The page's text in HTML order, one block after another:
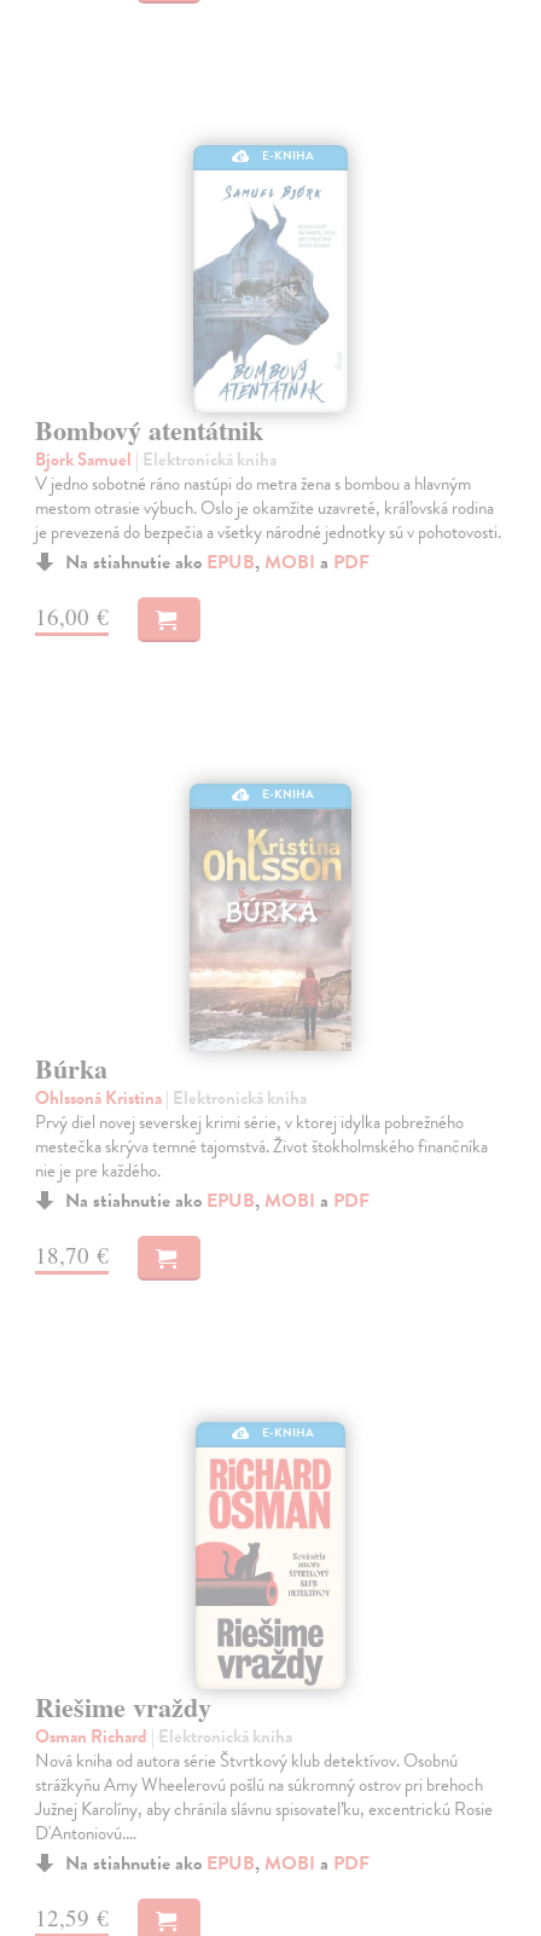
E-KNIHA
Bombový atentátnik
Bjork Samuel | Elektronická kniha
V jedno sobotné ráno nastúpi do metra žena s bombou a hlavným
mestom otrasie výbuch. Oslo je okamžite uzavreté, kráľovská rodina
je prevezená do bezpečia a všetky národné jednotky sú v pohotovosti.
Na stiahnutie ako EPUB, MOBI a PDF
16,00 €
E-KNIHA
Búrka
Ohlssoná Kristina| Elektronická kniha
Prvý diel novej severskej krimi série, v ktorej idylka pobrežného
mestečka skrýva temné tajomstvá. Život štokholmského finančníka
nie je pre každého.
Na stiahnutie ako EPUB, MOBI a PDF
18,70 €
E-KNIHA
Riešime vraždy
Osman Richard | Elektronická kniha
Nová kniha od autora série Štvrtkový klub detektívov. Osobnú
strážkyňu Amy Wheelerovú pošlú na súkromný ostrov pri brehoch
Južnej Karolíny, aby chránila slávnu spisovateľku, excentrickú Rosie
D'Antoniovú.…
Na stiahnutie ako EPUB, MOBI a PDF
12,59 €